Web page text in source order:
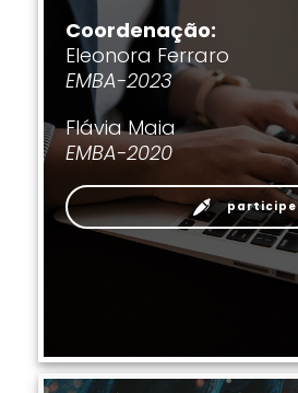
Coordenação:
Eleonora Ferraro
EMBA-2023
Flávia Maia
EMBA-2020
participe